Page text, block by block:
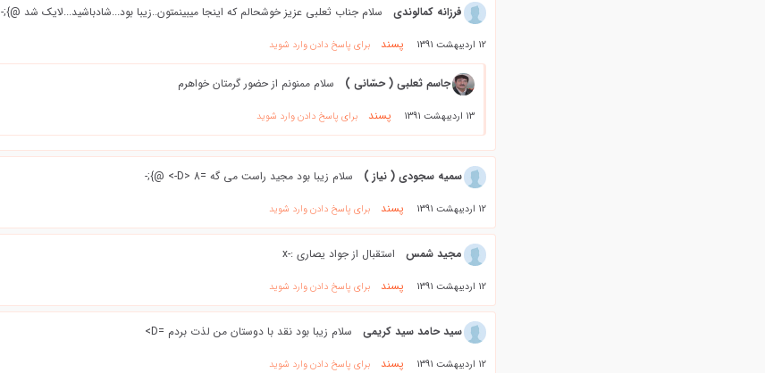
فرزانه كمالوندي سلام جناب ثعلبي عزيز خوشحالم كه اينجا ميبينمتون..زيبا بود...شادباشيد...لايك شد @};-
12 اردیبهشت 1391 پسند برای پاسخ دادن وارد شوید
جاسم ثعلبی ( حسّانی ) سلام ممنونم از حضور گرمتان خواهرم
13 اردیبهشت 1391 پسند برای پاسخ دادن وارد شوید
سمیه سجودی ( نیاز ) سلام زیبا بود مجید راست می گه =D> 8-> @};-
12 اردیبهشت 1391 پسند برای پاسخ دادن وارد شوید
مجید شمس استقبال از جواد يصاري :-x
12 اردیبهشت 1391 پسند برای پاسخ دادن وارد شوید
سید حامد سید کریمی سلام زیبا بود نقد با دوستان من لذت بردم =D>
12 اردیبهشت 1391 پسند برای پاسخ دادن وارد شوید